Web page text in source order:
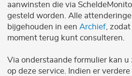
aanwinsten die via
gesteld worden. Alle
bijgehouden in een Archief ,
moment terug kunt consulteren.
Via onderstaande formulier kan u
op deze service. Indien er